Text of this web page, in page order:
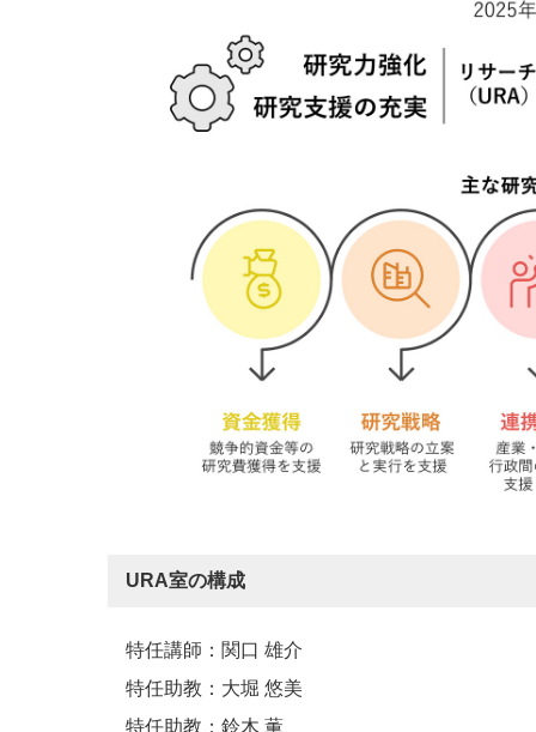
URA室の構成
特任講師：関口 雄介
特任助教：大堀 悠美
特任助教：鈴木 薫